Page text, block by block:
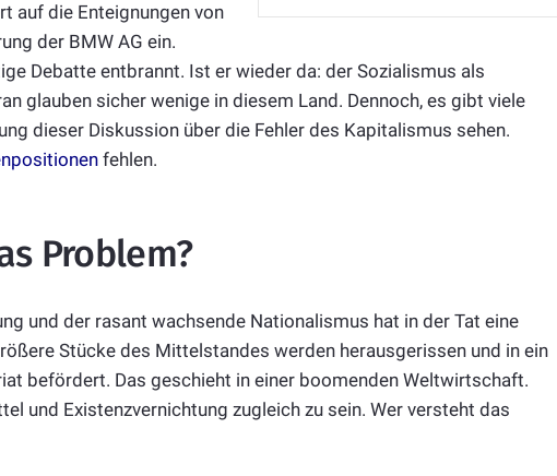
auf die Enteignungen von
der BMW AG ein.
Debatte entbrannt. Ist er wieder da: der Sozialismus als
glauben sicher wenige in diesem Land. Dennoch, es gibt viele
dieser Diskussion über die Fehler des Kapitalismus sehen.
fehlen.
Problem?
und der rasant wachsende Nationalismus hat in der Tat eine
Stücke des Mittelstandes werden herausgerissen und in ein
befördert. Das geschieht in einer boomenden Weltwirtschaft.
und Existenzvernichtung zugleich zu sein. Wer versteht das